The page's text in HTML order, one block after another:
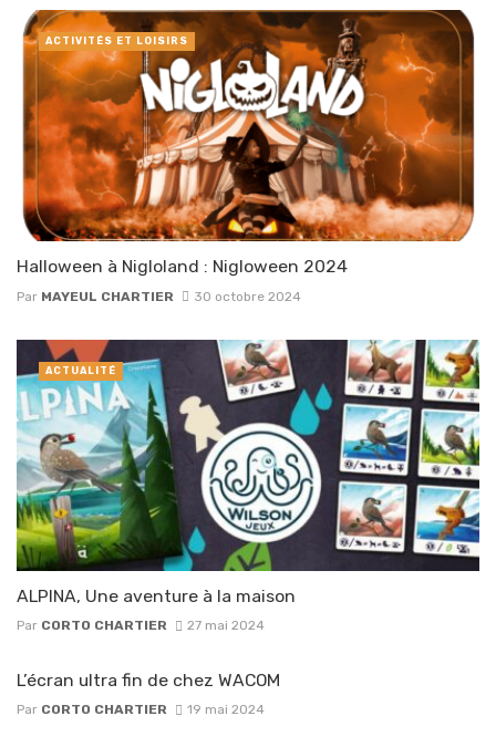
Halloween à Nigloland : Nigloween 2024
Par MAYEUL CHARTIER 30 octobre 2024
ACTIVITÉS ET LOISIRS
ALPINA, Une aventure à la maison
Par CORTO CHARTIER 27 mai 2024
ACTUALITÉ
L’écran ultra fin de chez WACOM
Par CORTO CHARTIER 19 mai 2024